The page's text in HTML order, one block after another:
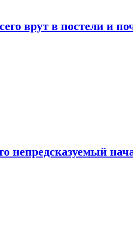
врут в постели и
непредсказуемый